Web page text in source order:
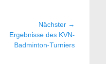
Nächster →
Nächster
Beitrag:
Ergebnisse des KVN-
Badminton-Turniers